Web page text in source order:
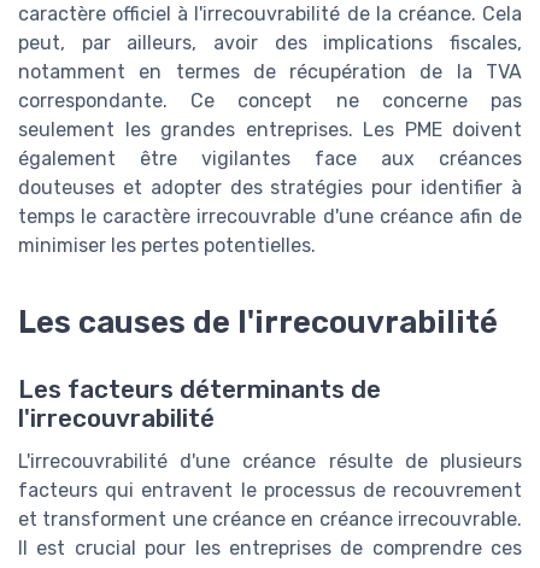
caractère officiel à l'irrecouvrabilité de la créance. Cela
peut, par ailleurs, avoir des implications fiscales,
notamment en termes de récupération de la TVA
correspondante. Ce concept ne concerne pas
seulement les grandes entreprises. Les PME doivent
également être vigilantes face aux créances
douteuses et adopter des stratégies pour identifier à
temps le caractère irrecouvrable d'une créance afin de
minimiser les pertes potentielles.
Les causes de l'irrecouvrabilité
Les facteurs déterminants de
l'irrecouvrabilité
L'irrecouvrabilité d'une créance résulte de plusieurs
facteurs qui entravent le processus de recouvrement
et transforment une créance en créance irrecouvrable.
Il est crucial pour les entreprises de comprendre ces